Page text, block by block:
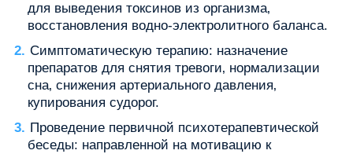
для выведения токсинов из организма‚
восстановления водно-электролитного баланса.
Симптоматическую терапию: назначение
препаратов для снятия тревоги‚ нормализации
сна‚ снижения артериального давления‚
купирования судорог.
Проведение первичной психотерапевтической
беседы: направленной на мотивацию к